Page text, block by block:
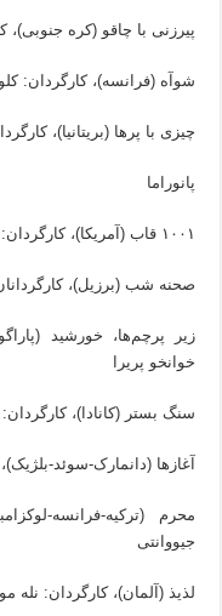
پیرزنی با چاقو (کره جنوبی)،
شوآه (فرانسه)، کارگردان:
چیزی با پرها (بریتانیا)،
پانوراما
۱۰۰۱ قاب (آمریکا)، کارگردان: مهرنوش علیا
صحنه شب (برزیل)،
زیر پرچم‌ها، خورشید
خوانخو پریرا
سنگ بستر (کانادا)، کارگردان:
آغازها (دانمارک-سوئد-
محرم (ترکیه-فرانسه-
جیووانتی
لذیذ (آلمان)، کارگردان: نله